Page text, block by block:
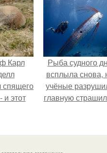
Карл
спящего
и этот
Рыба судного
всплыла снова,
учёные
главную